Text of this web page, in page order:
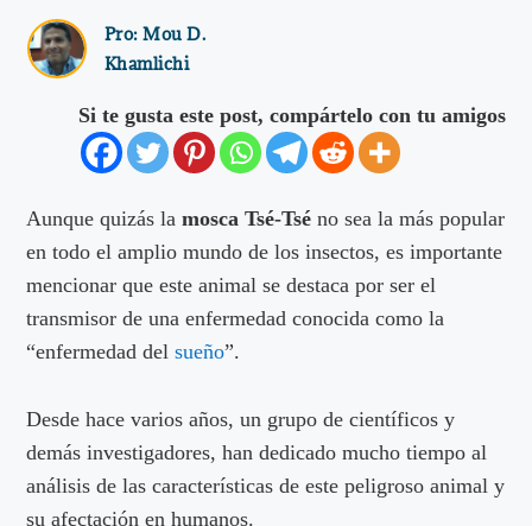
Pro:Mou D.
Khamlichi
Si te gusta este post, compártelo con tu amigos
Aunque quizás lamosca Tsé-Tsé no sea la más popular
en todo el amplio mundo de los insectos, es importante
mencionar que este animal se destaca por ser el
transmisor de una enfermedad conocida como la
“enfermedad delsueño”.
Desde hace varios años, un grupo de científicos y
demás investigadores, han dedicado mucho tiempo al
análisis de las características de este peligroso animal y
su afectación en humanos.